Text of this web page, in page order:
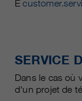
E
SERVICE
Dans le cas où
d'un projet de